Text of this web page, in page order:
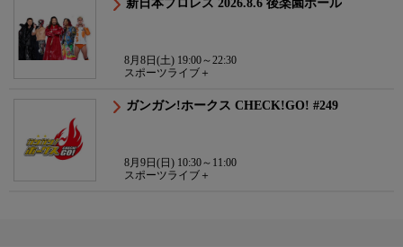
新日本プロレス 2026.8.6 後楽園ホール
8月8日(土) 19:00～22:30
スポーツライブ＋
ガンガン!ホークス CHECK!GO! #249
8月9日(日) 10:30～11:00
スポーツライブ＋